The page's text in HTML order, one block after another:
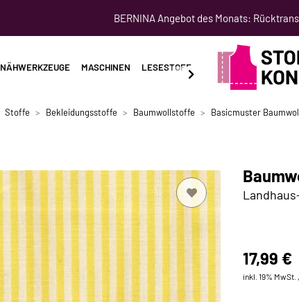
BERNINA Angebot des Monats:
NÄHWERKZEUGE MASCHINEN LESESTOFF SCHNITTMUSTER
Stoffe Bekleidungsstoffe Baumwollstoffe Basicmuster
17,99 €
inkl. 19% MwSt. ,